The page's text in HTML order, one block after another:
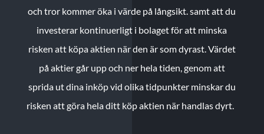
och tror kommer öka i värde på långsikt. samt att du
investerar kontinuerligt i bolaget för att minska
risken att köpa aktien när den är som dyrast. Värdet
på aktier går upp och ner hela tiden, genom att
sprida ut dina inköp vid olika tidpunkter minskar du
risken att göra hela ditt köp aktien när handlas dyrt.